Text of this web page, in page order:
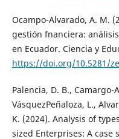
Ocampo-Alvarado, A. M.
gestión fnanciera:
en Ecuador. Ciencia y
https://doi.org/10.5281/
Palencia, D. B., Camargo-
VásquezPeñaloza, L.,
K. (2024). Analysis of
sized Enterprises: A